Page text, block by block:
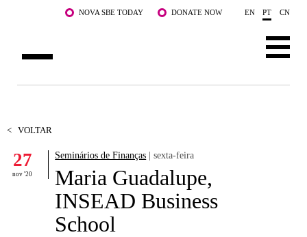
Saltar para o conteúdo principalNOVA SBE TODAY DONATE NOW EN PT CN
DOCENTES E INVESTIGAÇÃO
COMUNIDADE
LIFE AT NOVA SBE
< VOLTAR
27
nov '20
Seminários de Finanças | sexta-feira
Maria Guadalupe,
INSEAD Business
School